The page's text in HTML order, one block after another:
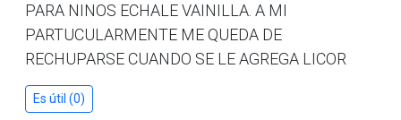
PARA NINOS ECHALE VAINILLA. A MI
PARTUCULARMENTE ME QUEDA DE
RECHUPARSE CUANDO SE LE AGREGA LICOR
Es útil (0)